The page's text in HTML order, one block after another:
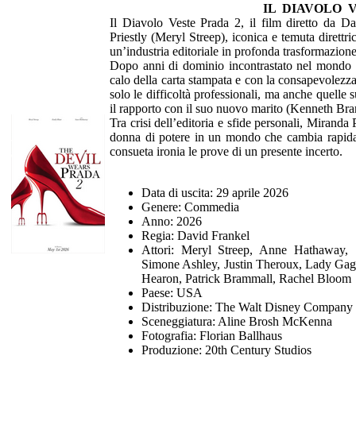
IL DIAVOLO
Il Diavolo Veste Prada 2, il film diretto da
Priestly (Meryl Streep), iconica e temuta
un’industria editoriale in profonda
Dopo anni di dominio incontrastato nel
calo della carta stampata e con la
solo le difficoltà professionali, ma anche quelle
il rapporto con il suo nuovo marito (Kenneth
Tra crisi dell’editoria e sfide personali,
donna di potere in un mondo che cambia
consueta ironia le prove di un presente incerto.
Data di uscita: 29 aprile 2026
Genere: Commedia
Anno: 2026
Regia: David Frankel
Attori: Meryl Streep, Anne
Simone Ashley, Justin Theroux, Lady
Hearon, Patrick Brammall, Rachel Bloom
Paese: USA
Distribuzione: The Walt Disney Company
Sceneggiatura: Aline Brosh McKenna
Fotografia: Florian Ballhaus
Produzione: 20th Century Studios